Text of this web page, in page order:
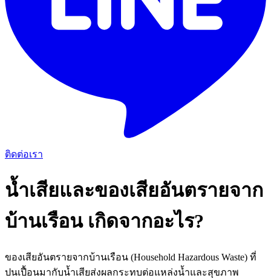
ติดต่อเรา
น้ำเสียและของเสียอันตรายจาก
บ้านเรือน เกิดจากอะไร?
ของเสียอันตรายจากบ้านเรือน (Household Hazardous Waste) ที่
ปนเปื้อนมากับน้ำเสียส่งผลกระทบต่อแหล่งน้ำและสุขภาพ